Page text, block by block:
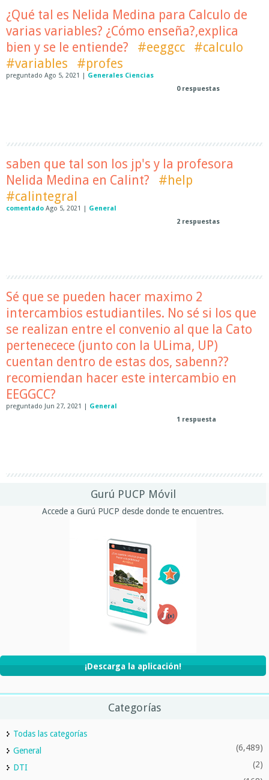
¿Qué tal es Nelida Medina para Calculo de
varias variables? ¿Cómo enseña?,explica
bien y se le entiende?
#eeggcc
#calculo
#variables
#profes
preguntado Ago 5, 2021 | Generales Ciencias
0respuestas
saben que tal son los jp's y la profesora
Nelida Medina en Calint?
#help
#calintegral
comentado Ago 5, 2021 | General
2 respuestas
Sé que se pueden hacer maximo 2
intercambios estudiantiles. No sé si los que
se realizan entre el convenio al que la Cato
pertenecece (junto con la ULima, UP)
cuentan dentro de estas dos, sabenn??
recomiendan hacer este intercambio en
EEGGCC?
preguntado Jun 27, 2021 | General
1 respuesta
Gurú PUCP Móvil
Accede a Gurú PUCP desde donde te encuentres.
¡Descarga la aplicación!
Categorías
Todas las categorías
General
(6,489)
DTI (2)